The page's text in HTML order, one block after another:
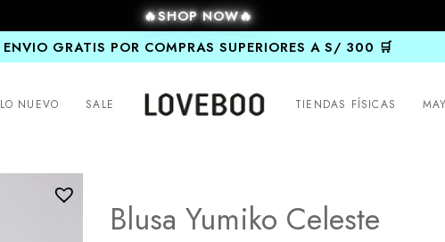
🔥SHOP NOW🔥
ENVIO GRATIS POR COMPRAS SUPERIORES A S/ 300 🛒
LO NUEVO SALE TIENDAS FÍSICAS
Blusa Yumiko Celeste